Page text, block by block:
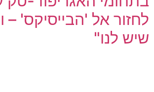
לחזור אל 'הבייסיקס' –
שיש לנו"